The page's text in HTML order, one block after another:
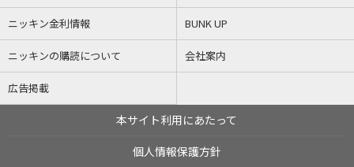
ニッキン金利情報 BUNK UP
ニッキンの購読について 会社案内
広告掲載
本サイト利用にあたって
個人情報保護方針